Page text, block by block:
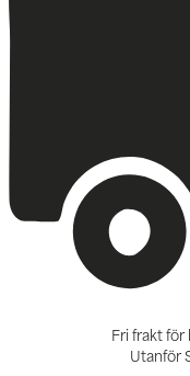
Fri frakt för
Utanför